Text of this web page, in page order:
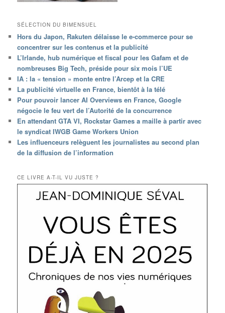
SÉLECTION DU BIMENSUEL
Hors du Japon, Rakuten délaisse le e-commerce pour se
concentrer sur les contenus et la publicité
L’Irlande, hub numérique et fiscal pour les Gafam et de
nombreuses Big Tech, préside pour six mois l’UE
IA : la « tension » monte entre l’Arcep et la CRE
La publicité virtuelle en France, bientôt à la télé
Pour pouvoir lancer AI Overviews en France, Google
négocie le feu vert de l’Autorité de la concurrence
En attendant GTA VI, Rockstar Games a maille à partir avec
le syndicat IWGB Game Workers Union
Les influenceurs relèguent les journalistes au second plan
de la diffusion de l’information
CE LIVRE A-T-IL VU JUSTE ?